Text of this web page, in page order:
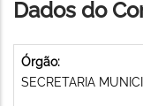
Dados do
Órgão:
SECRETARIA